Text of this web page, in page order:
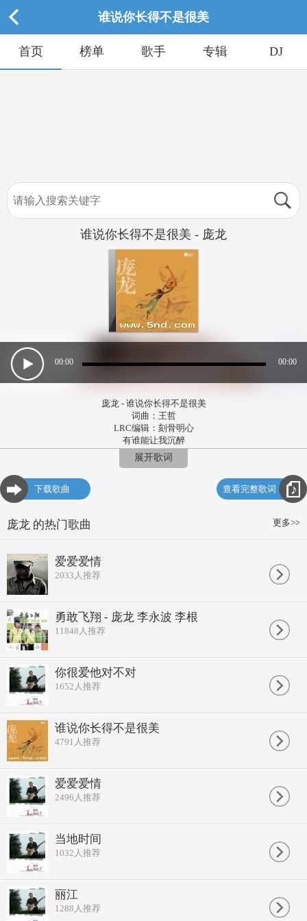
谁说你长得不是很美
首页 榜单 歌手 专辑 DJ
谁说你长得不是很美 - 庞龙
00:00 00:00
庞龙 - 谁说你长得不是很美
词曲：王哲
LRC编辑：刻骨明心
有谁能让我沉醉
像春风轻轻飞
但是你却让我醉
谁说你长得不是很美
一辈子我都和你约会
等到眼花了再慢慢回味
在我心中你最美
展开歌词
下载歌曲 查看完整歌词
更多>>
庞龙 的热门歌曲
爱爱爱情
2033 人推荐
勇敢飞翔 - 庞龙 李永波 李根
11848 人推荐
你很爱他对不对
1652 人推荐
谁说你长得不是很美
4791 人推荐
爱爱爱情
2496 人推荐
当地时间
1032 人推荐
丽江
1288 人推荐